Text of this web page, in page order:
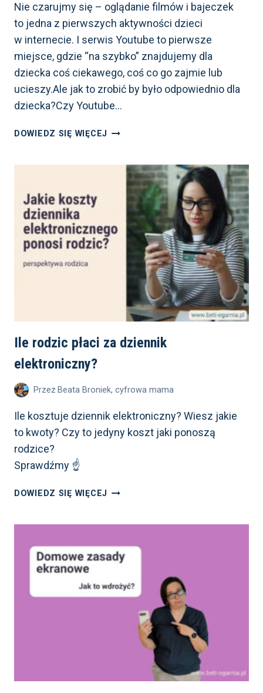
Nie czarujmy się – oglądanie filmów i bajeczek
to jedna z pierwszych aktywności dzieci
w internecie. I serwis Youtube to pierwsze
miejsce, gdzie “na szybko” znajdujemy dla
dziecka coś ciekawego, coś co go zajmie lub
ucieszy.Ale jak to zrobić by było odpowiednio dla
dziecka?Czy Youtube…
DOWIEDZ SIĘ WIĘCEJ USTAWIENIA
DZIECI.
KOMPLETNY
PRZEWODNIK
OD MALUCHA
DO NASTOLATKA
Ile rodzic płaci za dziennik
elektroniczny?
Przez Beata Broniek, cyfrowa mama
Ile kosztuje dziennik elektroniczny? Wiesz jakie
to kwoty? Czy to jedyny koszt jaki ponoszą
rodzice?
Sprawdźmy ☝️
DOWIEDZ SIĘ WIĘCEJ ILE
ELEKTRONICZNY?